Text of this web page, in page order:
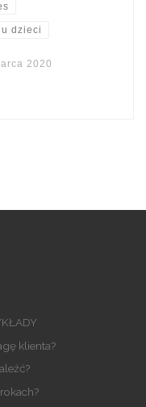
dzieci
2020
klienta?